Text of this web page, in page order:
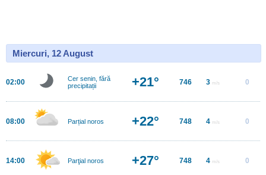
Miercuri, 12 August
02:00
Cer senin, fără
precipitații
+21° 746 3 m/s 0
08:00 Parțial noros +22° 748 4 m/s 0
14:00 Parţial noros +27° 748 4 m/s 0